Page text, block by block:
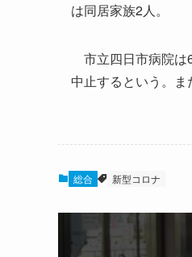
は同居家族2人。
市立四日市病院は
中止するという。ま
総合 新型コロナ